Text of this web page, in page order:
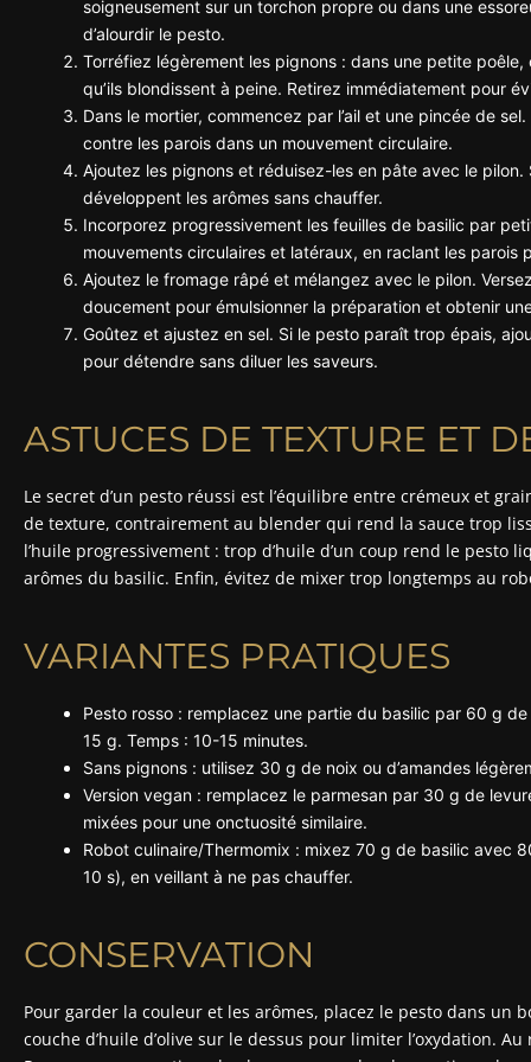
soigneusement sur un torchon propre ou dans une
d’alourdir le pesto.
Torréfiez légèrement les pignons : dans une petite
qu’ils blondissent à peine. Retirez immédiatement pour
Dans le mortier, commencez par l’ail et une pincée de
contre les parois dans un mouvement circulaire.
Ajoutez les pignons et réduisez-les en pâte avec le
développent les arômes sans chauffer.
Incorporez progressivement les feuilles de basilic par
mouvements circulaires et latéraux, en raclant les parois
Ajoutez le fromage râpé et mélangez avec le pilon.
doucement pour émulsionner la préparation et obtenir
Goûtez et ajustez en sel. Si le pesto paraît trop épais,
pour détendre sans diluer les saveurs.
ASTUCES DE TEXTURE ET
Le secret d’un pesto réussi est l’équilibre entre crémeux et
de texture, contrairement au blender qui rend la sauce trop
l’huile progressivement : trop d’huile d’un coup rend le pesto
arômes du basilic. Enfin, évitez de mixer trop longtemps au
VARIANTES PRATIQUES
Pesto rosso : remplacez une partie du basilic par 60 g
15 g. Temps : 10-15 minutes.
Sans pignons : utilisez 30 g de noix ou d’amandes
Version vegan : remplacez le parmesan par 30 g de
mixées pour une onctuosité similaire.
Robot culinaire/Thermomix : mixez 70 g de basilic avec
10 s), en veillant à ne pas chauffer.
CONSERVATION
Pour garder la couleur et les arômes, placez le pesto dans un
couche d’huile d’olive sur le dessus pour limiter l’oxydation.